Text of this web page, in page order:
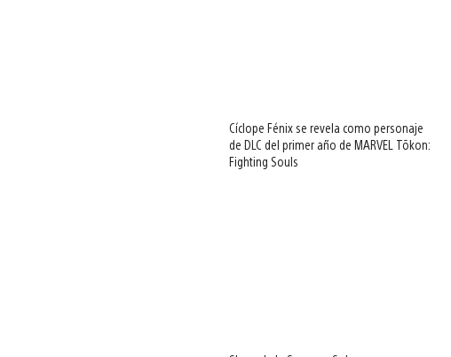
Cíclope Fénix se revela como personaje
de DLC del primer año de MARVEL Tōkon:
Fighting Souls